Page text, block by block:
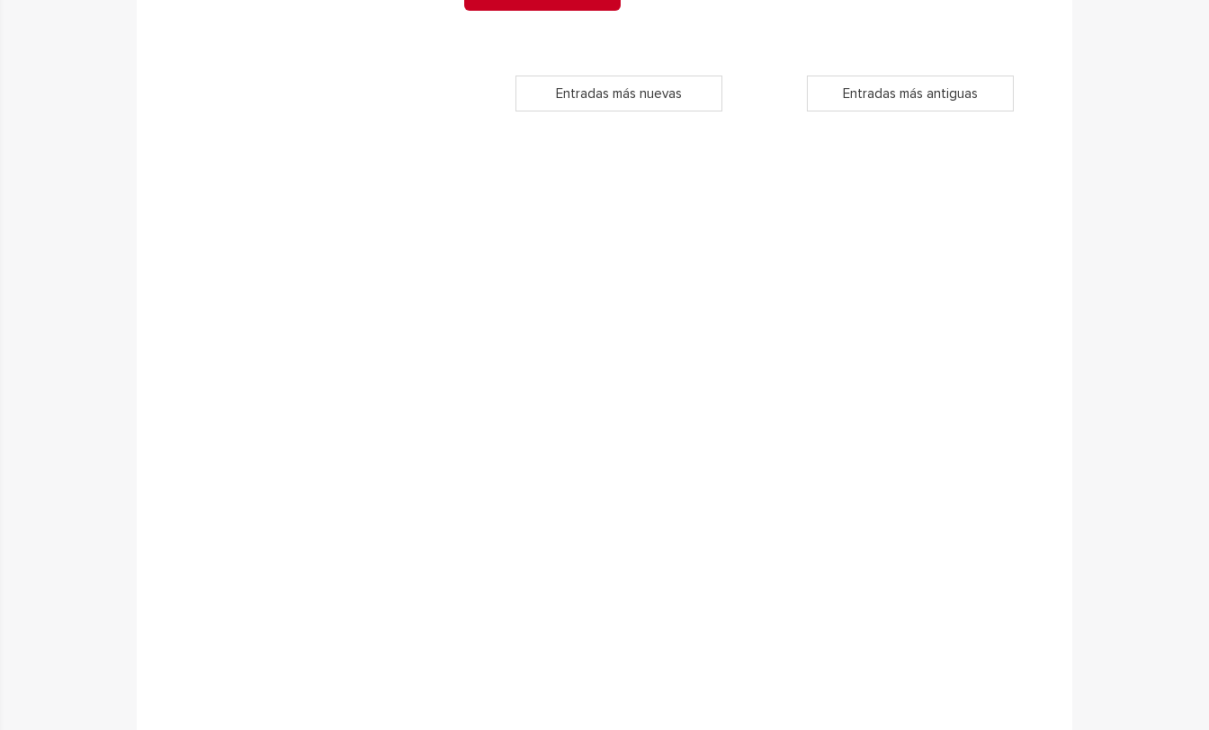
Entradas más nuevas Entradas más antiguas